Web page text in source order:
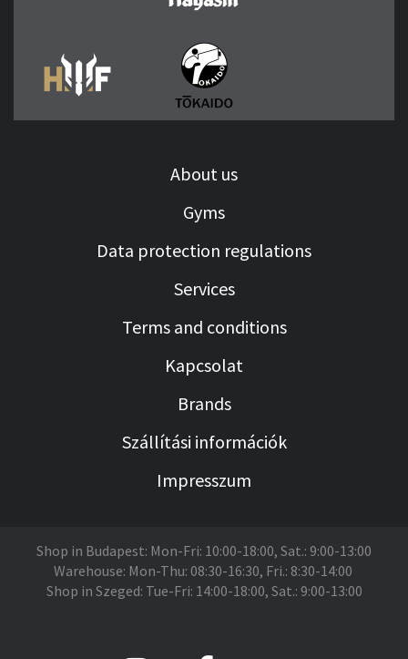
About us
Gyms
Data protection regulations
Services
Terms and conditions
Kapcsolat
Brands
Szállítási információk
Impresszum
Shop in Budapest: Mon-Fri: 10:00-18:00, Sat.: 9:00-13:00
Warehouse: Mon-Thu: 08:30-16:30, Fri.: 8:30-14:00
Shop in Szeged: Tue-Fri: 14:00-18:00, Sat.: 9:00-13:00